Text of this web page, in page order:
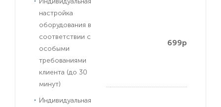
настройка
оборудования в
соответствии с
особыми
требованиями
клиента (до 30
минут)
699р
Индивидуальная